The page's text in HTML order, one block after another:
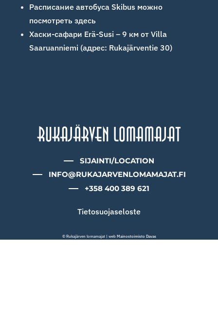
Расписание автобуса Skibus можно
посмотреть здесь
Хаски-сафари Erä-Susi – 9 км от Villa
Saaruanniemi (адрес: Rukajärventie 30)
SIJAINTI/LOCATION
INFO@RUKAJARVENLOMAMAJAT.FI
+358 400 389 621
Tietosuojaseloste
© Rukajärven lomamajat | web Mainostoimisto Davas